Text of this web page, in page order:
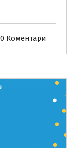
0 Коментари